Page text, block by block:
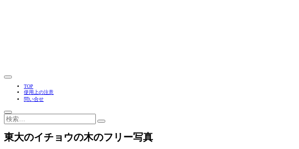
TOP
使用上の注意
問い合せ
東大のイチョウの木のフリー写真